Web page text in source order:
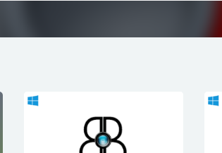
中文和谐版-狸窝转换器
Video Enhancer v1.2.2.2中文破解版
文版-PS胶片渲染效果软件